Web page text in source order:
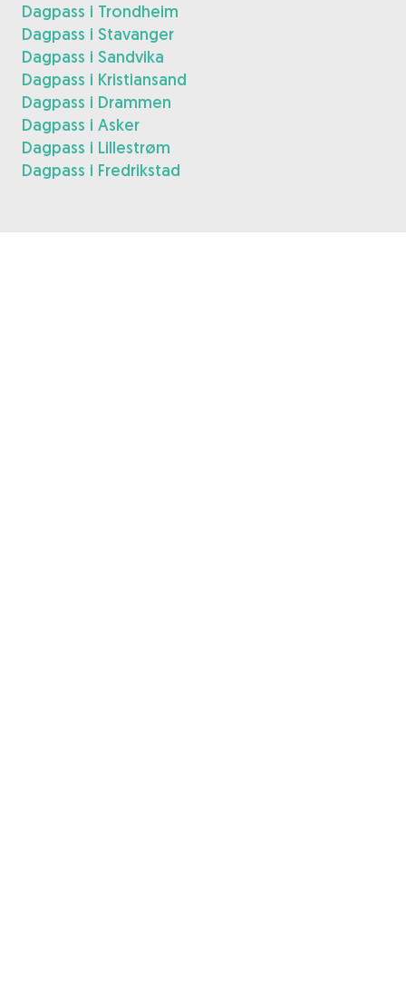
Dagpass i Trondheim
Dagpass i Stavanger
Dagpass i Sandvika
Dagpass i Kristiansand
Dagpass i Drammen
Dagpass i Asker
Dagpass i Lillestrøm
Dagpass i Fredrikstad